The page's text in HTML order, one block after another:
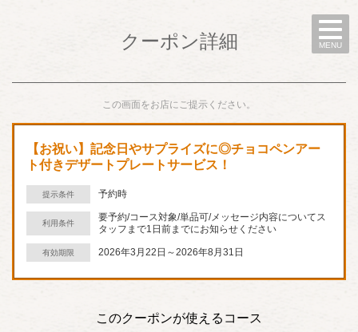
MENU
クーポン詳細
この画面をお店にご提示ください。
【お祝い】記念日やサプライズに◎チョコペンアー
ト付きデザートプレートサービス！
提示条件 予約時
利用条件
要予約/コース対象/単品可/メッセージ内容についてス
タッフまで1日前までにお知らせください
有効期限 2026年3月22日～2026年8月31日
このクーポンが使えるコース